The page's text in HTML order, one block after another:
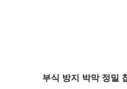
부식 방지 박막 정밀